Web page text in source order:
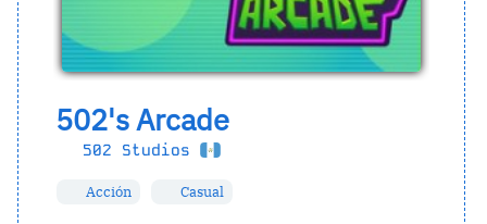
502's Arcade
502 Studios
Acción Casual